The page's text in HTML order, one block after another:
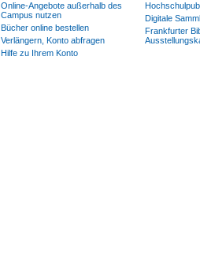
Online-Angebote außerhalb des
Campus nutzen
Bücher online bestellen
Verlängern, Konto abfragen
Hilfe zu Ihrem Konto
Digitale
Frankfurter